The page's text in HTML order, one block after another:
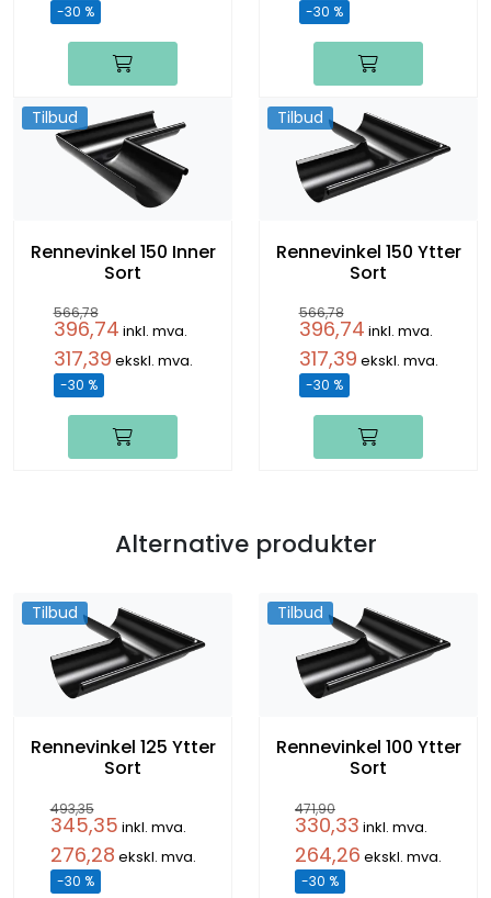
-30 % -30 %
Tilbud
Rennevinkel 150 Inner
Sort
566,78
396,74 inkl. mva.
317,39 ekskl. mva.
-30 %
Tilbud
Rennevinkel 150 Ytter
Sort
566,78
396,74 inkl. mva.
317,39 ekskl. mva.
-30 %
Alternative produkter
Tilbud
Rennevinkel 125 Ytter
Sort
493,35
345,35 inkl. mva.
276,28 ekskl. mva.
-30 %
Tilbud
Rennevinkel 100 Ytter
Sort
471,90
330,33 inkl. mva.
264,26 ekskl. mva.
-30 %